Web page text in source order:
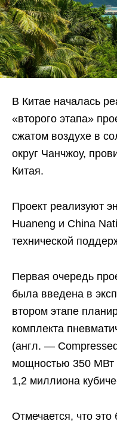
В Китае началась
«второго этапа»
сжатом воздухе в
округ Чанчжоу,
Китая.
Проект реализуют
Huaneng и China
технической
Первая очередь
была введена в
втором этапе
комплекта
(англ. —
мощностью 350
1,2 миллиона
Отмечается, что